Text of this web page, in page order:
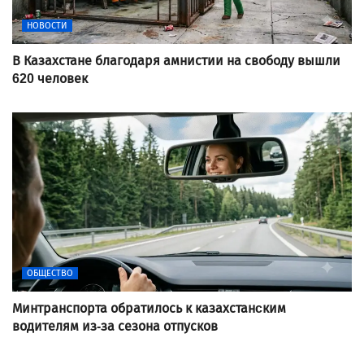
НОВОСТИ
В Казахстане благодаря амнистии на свободу вышли
620 человек
ОБЩЕСТВО
Минтранспорта обратилось к казахстанcким
водителям из-за сезона отпусков